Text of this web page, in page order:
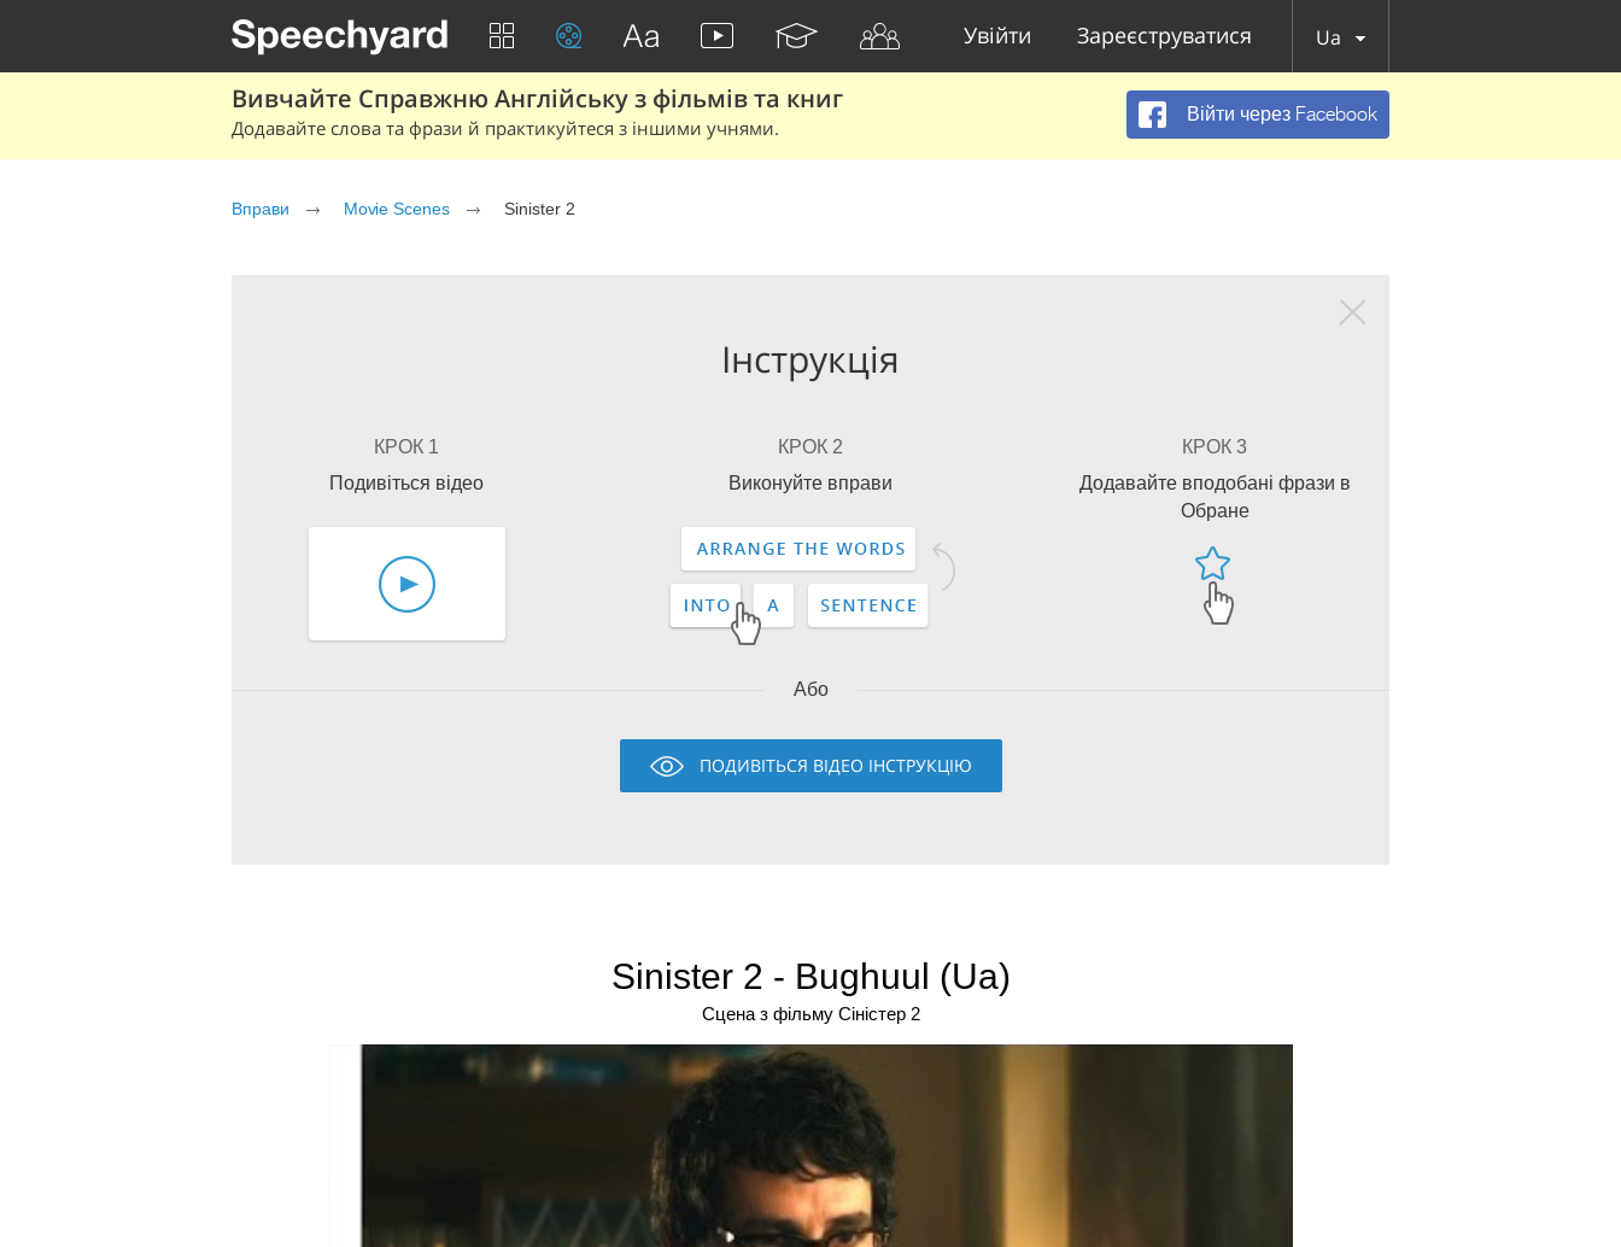
Увійти Зареєструватися Ua
Вивчайте Справжню Англійську з фільмів та книг
Додавайте слова та фрази й практикуйтеся з іншими учнями.
Війти через Facebook
Вправи Movie Scenes Sinister 2
Інструкція
КРОК 1
Подивіться відео
КРОК 2
Виконуйте вправи
КРОК 3
Додавайте вподобані фрази в
Обране
Або
ПОДИВІТЬСЯ ВІДЕО ІНСТРУКЦІЮ
Sinister 2 - Bughuul (Ua)
Сцена з фільму Сiнiстер 2